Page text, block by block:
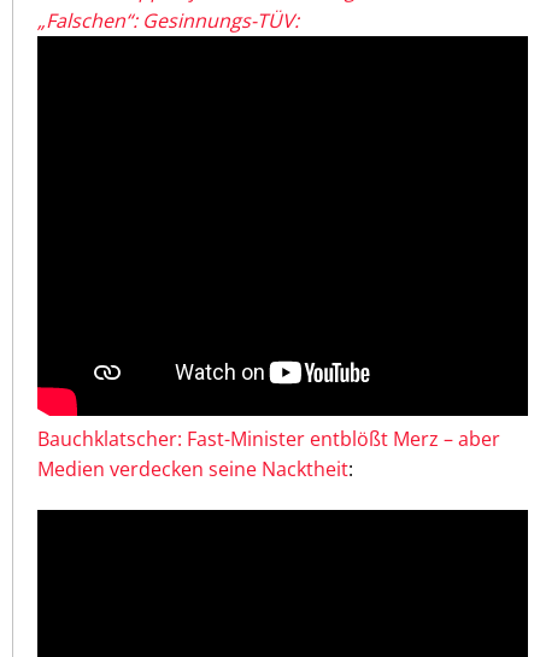
„Falschen“: Gesinnungs-TÜV:
Bauchklatscher: Fast-Minister entblößt Merz – aber
Medien verdecken seine Nacktheit: